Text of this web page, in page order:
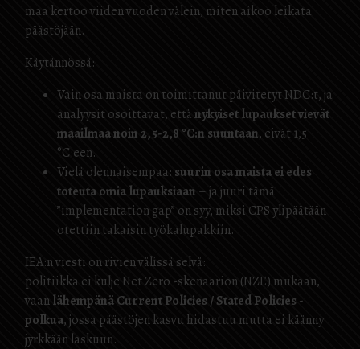
maa kertoo viiden vuoden välein, miten aikoo leikata
päästöjään.
Käytännössä:
Vain osa maista on toimittanut päivitetyt NDC:t, ja
analyysit osoittavat, ettänykyiset lupaukset vievät
maailmaa noin 2,5-2,8 °C:n suuntaan, eivät 1,5
°C:een.
Vielä olennaisempaa: suurin osa maista ei edes
toteuta omia lupauksiaan – ja juuri tämä
”implementation gap” on syy, miksi CPS ylipäätään
otettiin takaisin työkalupakkiin.
IEA:n viesti on rivien välissä selvä:
politiikka ei kulje Net Zero -skenaarion (NZE) mukaan,
vaanlähempänä Current Policies / Stated Policies -
polkua, jossa päästöjen kasvu hidastuu mutta ei käänny
jyrkkään laskuun.